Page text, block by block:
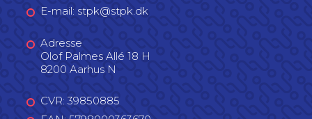
E-mail: stpk@stpk.dk
Adresse
Olof Palmes Allé 18 H
8200 Aarhus N
CVR: 39850885